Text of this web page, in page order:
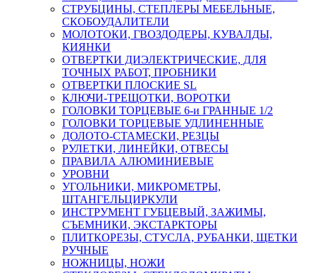
СТРУБЦИНЫ, СТЕПЛЕРЫ МЕБЕЛЬНЫЕ,
СКОБОУДАЛИТЕЛИ
МОЛОТОКИ, ГВОЗДОДЕРЫ, КУВАЛДЫ,
КИЯНКИ
ОТВЕРТКИ ДИЭЛЕКТРИЧЕСКИЕ, ДЛЯ
ТОЧНЫХ РАБОТ, ПРОБНИКИ
ОТВЕРТКИ ПЛОСКИЕ SL
КЛЮЧИ-ТРЕЩОТКИ, ВОРОТКИ
ГОЛОВКИ ТОРЦЕВЫЕ 6-и ГРАННЫЕ 1/2
ГОЛОВКИ ТОРЦЕВЫЕ УДЛИНЕННЫЕ
ДОЛОТО-СТАМЕСКИ, РЕЗЦЫ
РУЛЕТКИ, ЛИНЕЙКИ, ОТВЕСЫ
ПРАВИЛА АЛЮМИНИЕВЫЕ
УРОВНИ
УГОЛЬНИКИ, МИКРОМЕТРЫ,
ШТАНГЕЛЬЦИРКУЛИ
ИНСТРУМЕНТ ГУБЦЕВЫЙ, ЗАЖИМЫ,
СЪЕМНИКИ, ЭКСТАРКТОРЫ
ПЛИТКОРЕЗЫ, СТУСЛА, РУБАНКИ, ЩЕТКИ
РУЧНЫЕ
НОЖНИЦЫ, НОЖИ